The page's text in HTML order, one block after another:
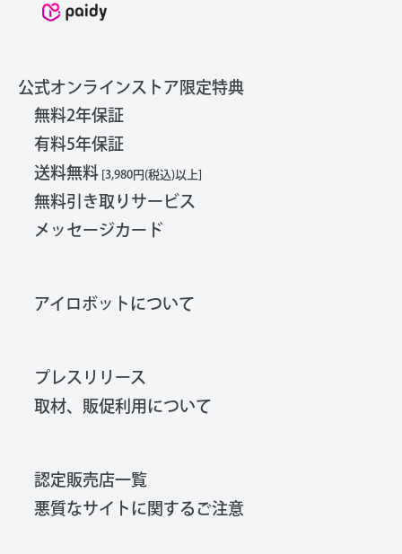
公式オンラインストア限定特典
無料2年保証
有料5年保証
送料無料 [3,980円(税込)以上]
無料引き取りサービス
メッセージカード
アイロボットについて
プレスリリース
取材、販促利用について
認定販売店一覧
悪質なサイトに関するご注意